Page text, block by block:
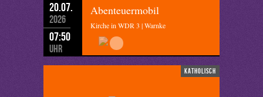
20.07.
2026
07:50
Uhr
Abenteuermobil
Kirche in WDR 3 | Warnke
katholisch